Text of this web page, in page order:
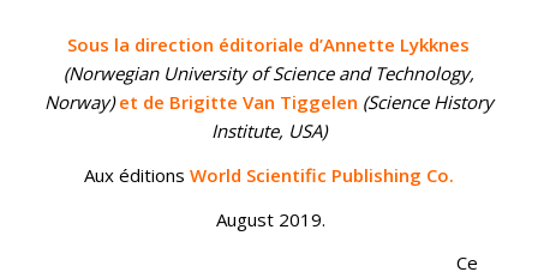
Sous la direction éditoriale d’Annette Lykknes
(Norwegian University of Science and Technology,
Norway)et de Brigitte Van Tiggelen (Science History
Institute, USA)
Aux éditions World Scientific Publishing Co.
August 2019.
Ce